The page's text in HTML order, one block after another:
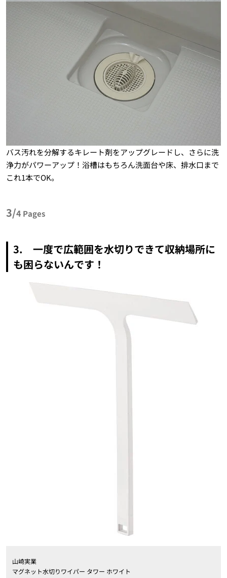
バス汚れを分解するキレート剤をアップグレードし、さらに洗
浄力がパワーアップ！浴槽はもちろん洗面台や床、排水口まで
これ1本でOK。
3/4 Pages
3. 一度で広範囲を水切りできて収納場所に
も困らないんです！
山崎実業
マグネット水切りワイパー タワー ホワイト